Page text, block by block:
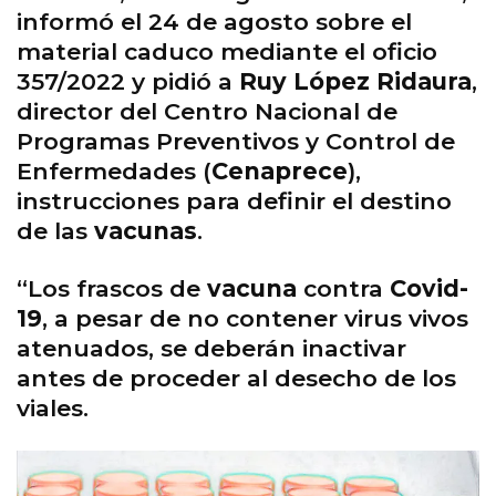
informó el 24 de agosto sobre el
material caduco mediante el oficio
357/2022 y pidió a Ruy López Ridaura,
director del Centro Nacional de
Programas Preventivos y Control de
Enfermedades (Cenaprece),
instrucciones para definir el destino
de las vacunas.
“Los frascos de vacuna contra Covid-
19, a pesar de no contener virus vivos
atenuados, se deberán inactivar
antes de proceder al desecho de los
viales.